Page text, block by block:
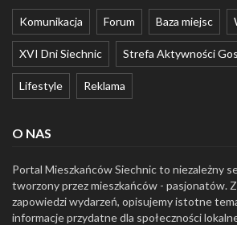
Komunikacja Forum Baza miejsc
XVI Dni Siechnic Strefa Aktywności
Lifestyle Reklama
O NAS
Portal Mieszkańców Siechnic to niezależny
tworzony przez mieszkańców - pasjonatów.
zapowiedzi wydarzeń, opisujemy istotne
informacje przydatne dla społeczności